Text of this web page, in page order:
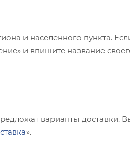
и населённого пункта.
и впишите название
варианты
».